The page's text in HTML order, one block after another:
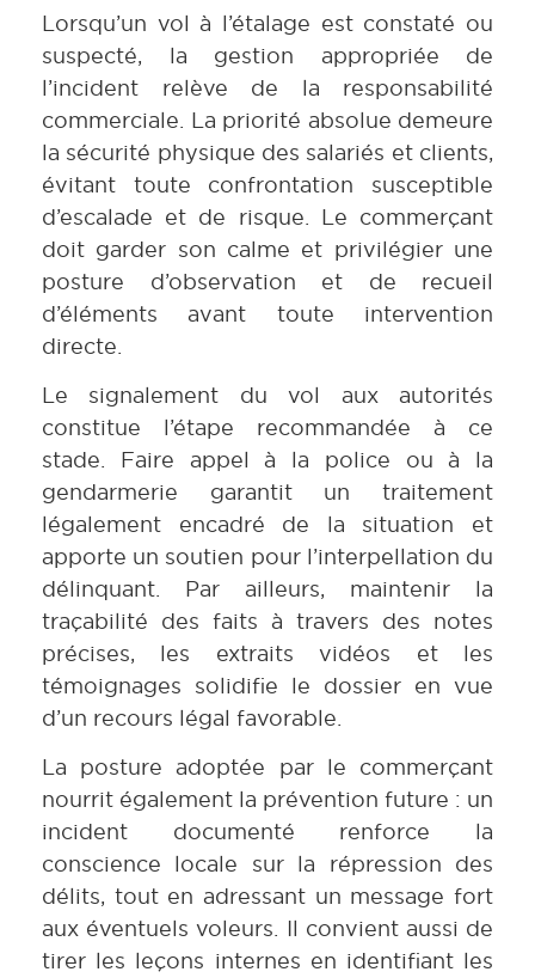
Lorsqu’un vol à l’étalage est constaté ou
suspecté, la gestion appropriée de
l’incident relève de la responsabilité
commerciale. La priorité absolue demeure
la sécurité physique des salariés et clients,
évitant toute confrontation susceptible
d’escalade et de risque. Le commerçant
doit garder son calme et privilégier une
posture d’observation et de recueil
d’éléments avant toute intervention
directe.
Le signalement du vol aux autorités
constitue l’étape recommandée à ce
stade. Faire appel à la police ou à la
gendarmerie garantit un traitement
légalement encadré de la situation et
apporte un soutien pour l’interpellation du
délinquant. Par ailleurs, maintenir la
traçabilité des faits à travers des notes
précises, les extraits vidéos et les
témoignages solidifie le dossier en vue
d’un recours légal favorable.
La posture adoptée par le commerçant
nourrit également la prévention future : un
incident documenté renforce la
conscience locale sur la répression des
délits, tout en adressant un message fort
aux éventuels voleurs. Il convient aussi de
tirer les leçons internes en identifiant les